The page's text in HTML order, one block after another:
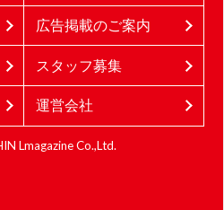
広告掲載のご案内
スタッフ募集
運営会社
Lmagazine Co.,Ltd.